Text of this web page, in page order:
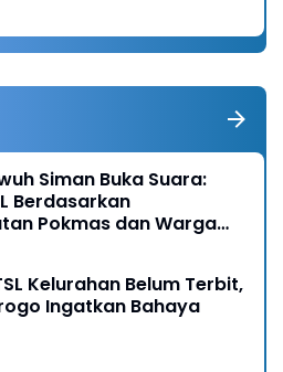
Siman Buka Suara:
Berdasarkan
Pokmas dan Warga
Kelurahan Belum Terbit,
Ingatkan Bahaya